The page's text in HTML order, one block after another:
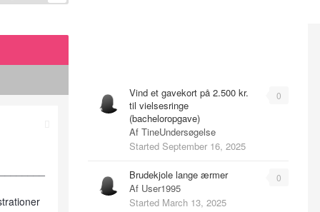
0
Vind et gavekort på 2.500 kr.
til vielsesringe
(bacheloropgave)
Af TineUndersøgelse
Started September 16, 2025
0
Brudekjole lange ærmer
Af User1995
Started March 13, 2025